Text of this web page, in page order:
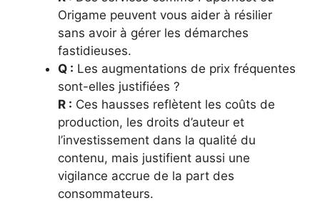
Origame peuvent vous aider à résilier
sans avoir à gérer les démarches
fastidieuses.
Q : Les augmentations de prix fréquentes
sont-elles justifiées ?
R : Ces hausses reflètent les coûts de
production, les droits d’auteur et
l’investissement dans la qualité du
contenu, mais justifient aussi une
vigilance accrue de la part des
consommateurs.